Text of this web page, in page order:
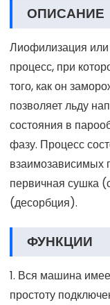
ОПИСАНИЕ
Лиофилизация
процесс, при
того, как он
позволяет льду
состояния в
фазу. Процесс
взаимозависимых
первичная сушка
(десорбция).
ФУНКЦИИ
1. Вся машина
простоту